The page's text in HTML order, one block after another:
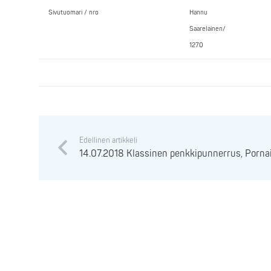
Sivutuomari / nro Hannu
Saarelainen/
1270
Edellinen artikkeli
14.07.2018 Klassinen penkkipunnerrus,